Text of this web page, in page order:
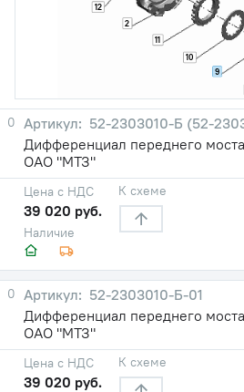
2
9
10
11
12
0
52-2303010-Б (52-
Дифференциал переднего
ОАО "МТЗ"
Наличие
Цена с НДС
39 020 руб.
К схеме
0
52-2303010-Б-01
Дифференциал переднего
ОАО "МТЗ"
Цена с НДС
39 020 руб.
К схеме